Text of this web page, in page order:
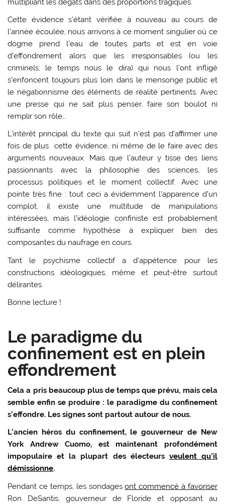
multipliant les dégâts dans des proportions tragiques.
Cette évidence s’étant vérifiée à nouveau au cours de
l’année écoulée, nous arrivons à ce moment singulier où ce
dogme prend l’eau de toutes parts et est en voie
d’effondrement alors que les irresponsables (ou les
criminels, le temps nous le dira) qui nous l’ont infligé
s’enfoncent toujours plus loin dans le mensonge public et
le négationnisme des éléments de réalité pertinents. Avec
une presse qui ne sait plus penser, faire son boulot ni
remplir son rôle…
L’intérêt principal du texte qui suit n’est pas d’affirmer une
fois de plus cette évidence, ni même de le faire avec des
arguments nouveaux. Mais que l’auteur y tisse des liens
passionnants avec la philosophie des sciences, les
processus politiques et le moment collectif. Avec une
pointe très fine : tout ceci a évidemment l’apparence d’un
complot, il existe une multitude de manipulations
intéressées, mais l’idéologie confiniste est probablement
suffisante comme hypothèse à expliquer bien des
composantes du naufrage en cours.
Tant le psychisme collectif a d’appétence pour les
constructions idéologiques, même et peut-être surtout
délirantes.
Bonne lecture !
Le paradigme du
confinement est en plein
effondrement
Cela a pris beaucoup plus de temps que prévu, mais cela
semble enfin se produire : le paradigme du confinement
s’effondre. Les signes sont partout autour de nous.
L’ancien héros du confinement, le gouverneur de New
York Andrew Cuomo, est maintenant profondément
impopulaire et la plupart des électeurs veulent qu’il
démissionne.
Pendant ce temps, les sondagesont commencé à favoriser
Ron DeSantis, gouverneur de Floride et opposant au